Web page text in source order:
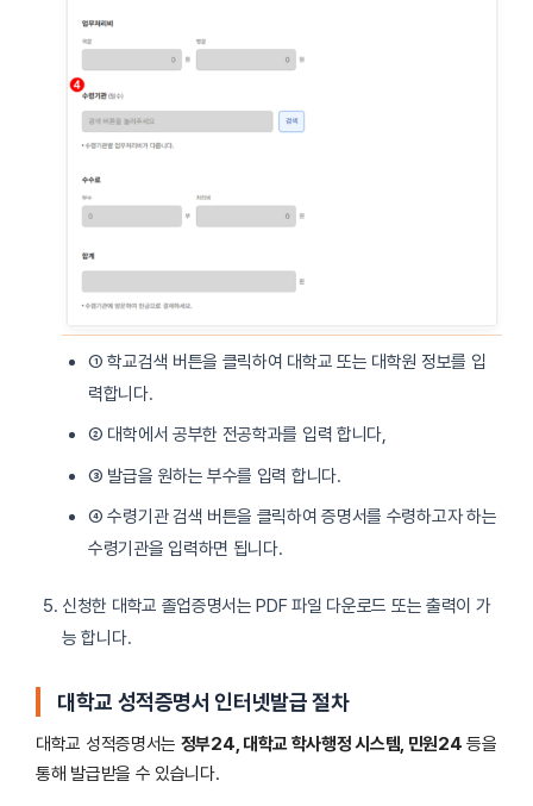
① 학교검색 버튼을 클릭하여 대학교 또는 대학원 정보를 입
력합니다.
② 대학에서 공부한 전공학과를 입력 합니다,
③ 발급을 원하는 부수를 입력 합니다.
④ 수령기관 검색 버튼을 클릭하여 증명서를 수령하고자 하는
수령기관을 입력하면 됩니다.
신청한 대학교 졸업증명서는 PDF 파일 다운로드 또는 출력이 가
능 합니다.
대학교 성적증명서 인터넷발급 절차
대학교 성적증명서는 정부24, 대학교 학사행정 시스템, 민원24 등을
통해 발급받을 수 있습니다.